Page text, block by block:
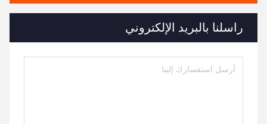
راسلنا بالبريد الإلكتروني